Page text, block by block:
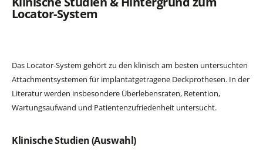
Locator-System
Das Locator-System gehört zu den klinisch am besten untersuchten
Attachmentsystemen für implantatgetragene Deckprothesen. In der
Literatur werden insbesondere Überlebensraten, Retention,
Wartungsaufwand und Patientenzufriedenheit untersucht.
Klinische Studien (Auswahl)